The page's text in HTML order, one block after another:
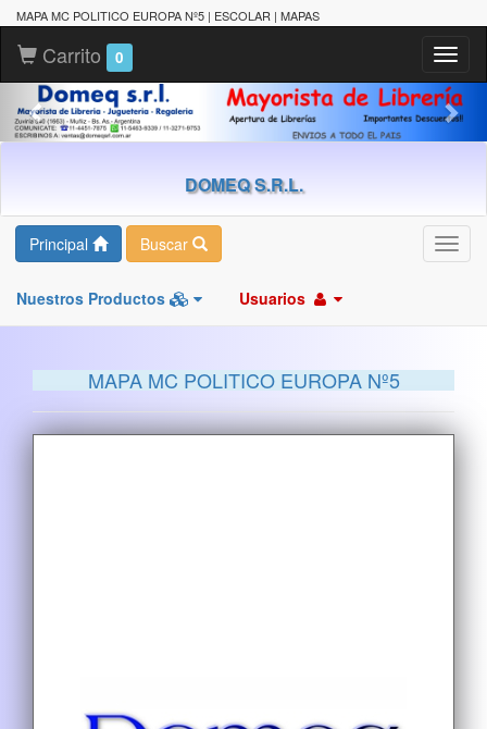
MAPA MC POLITICO EUROPA Nº5 | ESCOLAR | MAPAS
Carrito 0
DOMEQ S.R.L.
Principal Buscar
Nuestros Productos Usuarios
MAPA MC POLITICO EUROPA Nº5